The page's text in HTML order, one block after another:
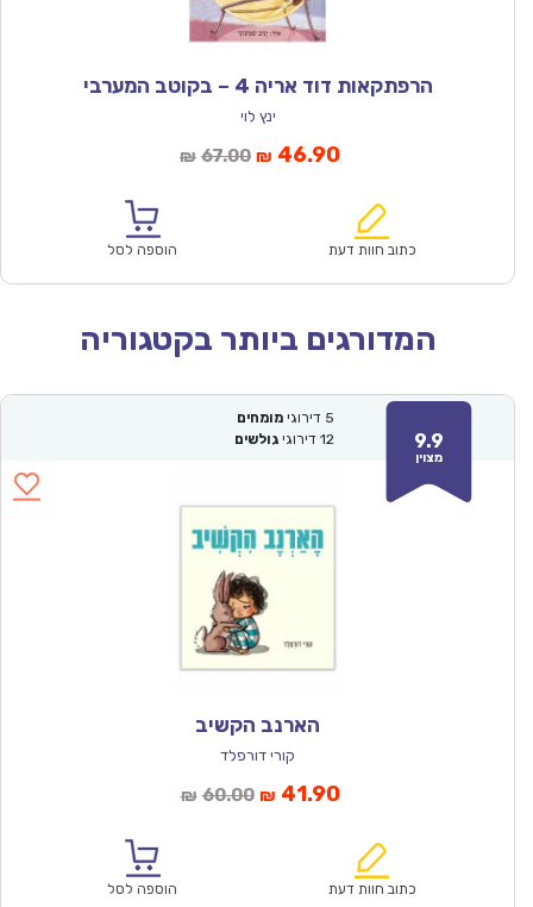
הרפתקאות דוד אריה 4 – בקוטב המערבי
ינץ לוי
₪ 67.00המחיר
₪67.00.
₪ 46.90המחיר
הוא:
כתוב חוות דעת הוספה לסל
המדורגים ביותר בקטגוריה
9.9
מצוין
5 דירוגי מומחים
12 דירוגי גולשים
הארנב הקשיב
קורי דורפלד
₪ 60.00המחיר
₪60.00.
₪ 41.90המחיר
הוא:
כתוב חוות דעת הוספה לסל